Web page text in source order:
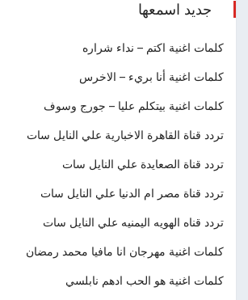
جديد اسمعها
كلمات اغنية اكتم – نداء شراره
كلمات اغنية أنا بريء – الاخرس
كلمات اغنية بيتكلم عليا – جورج وسوف
تردد قناة القاهرة الاخبارية علي النايل سات
تردد قناة الصعايدة علي النايل سات
تردد قناة مصر ام الدنيا علي النايل سات
تردد قناه الهويه اليمنيه علي النايل سات
كلمات اغنية مهرجان انا مافيا محمد رمضان
كلمات اغنية هو الحب ادهم نابلسي